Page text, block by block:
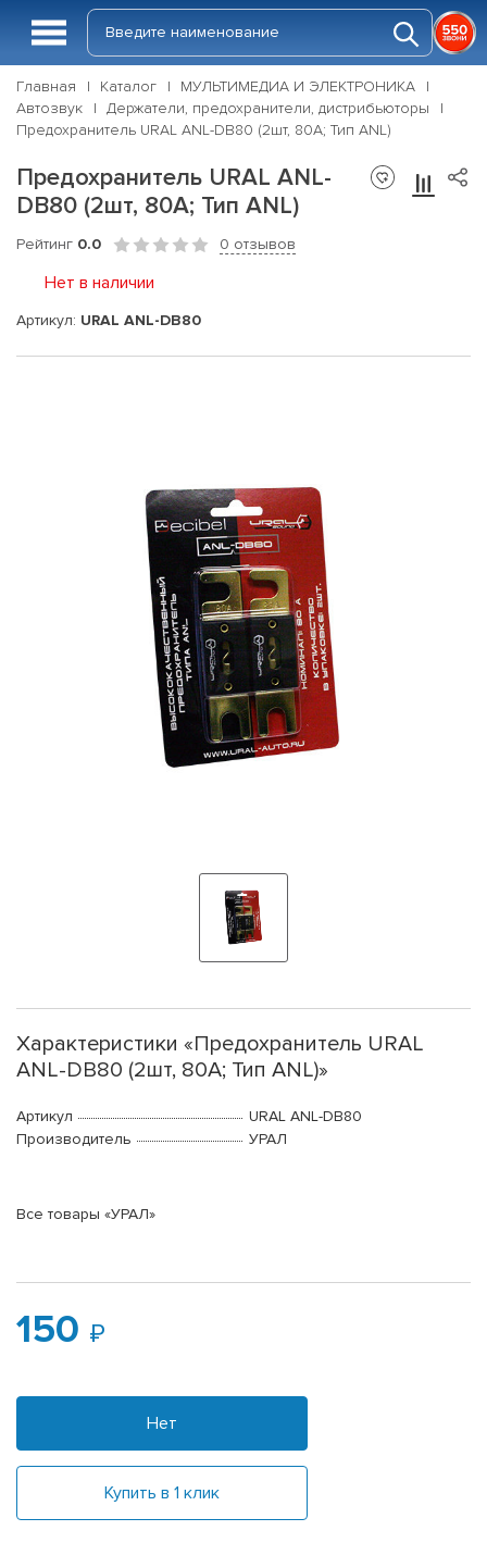
Главная Каталог
МУЛЬТИМЕДИА И ЭЛЕКТРОНИКА
Автозвук
Держатели, предохранители, дистрибьюторы
Предохранитель URAL ANL-DB80 (2шт, 80А; Тип ANL)
Предохранитель URAL ANL-
DB80 (2шт, 80А; Тип ANL)
Рейтинг 0.0 0 отзывов
Нет в наличии
Артикул: URAL ANL-DB80
Характеристики «Предохранитель URAL
ANL-DB80 (2шт, 80А; Тип ANL)»
Артикул
URAL ANL-DB80
Производитель
УРАЛ
Все товары «УРАЛ»
150
Нет
Купить в 1 клик